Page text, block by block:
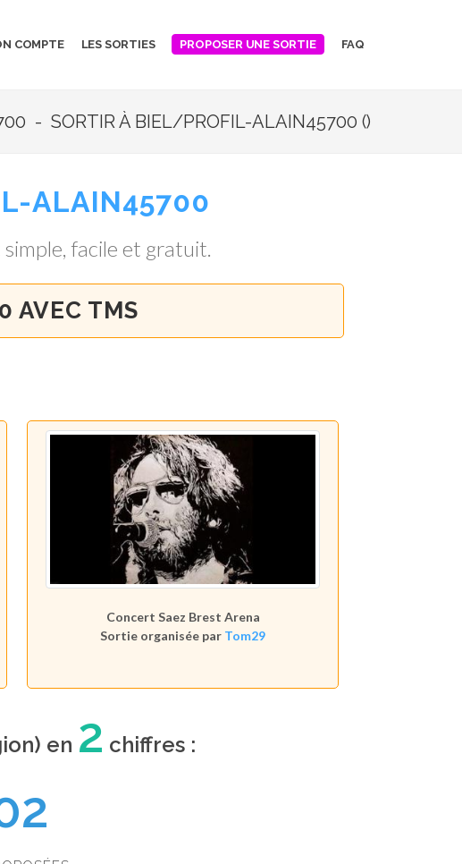
COMPTE LES SORTIES PROPOSER UNE SORTIE FAQ
- SORTIR À BIEL/PROFIL-ALAIN45700 ()
ALAIN45700
simple, facile et gratuit.
AVEC TMS
Concert Saez Brest Arena
Sortie organisée par Tom29
en 2 chiffres :